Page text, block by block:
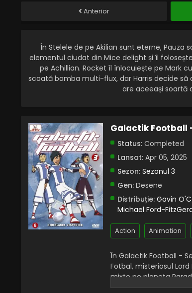
Anterior
În Stelele de pe Akilian sunt eterne, Pauza
elementul ciudat din Mice delight și îl
pe Achillian. Rocket îl înlocuiește pe Mark
scoată bomba multi-flux, dar Harris decide
are aceeași soartă
Galactik Football
Status: Completed
Lansat: Apr 05, 2025
Sezon: Sezonul 3
Gen: Desene
Distribuție: Gavin
Michael Ford-
Action Animation
În Galactik Football -
Fotbal, misteriosul
mixte pe planeta
Mei îl părăsește pe